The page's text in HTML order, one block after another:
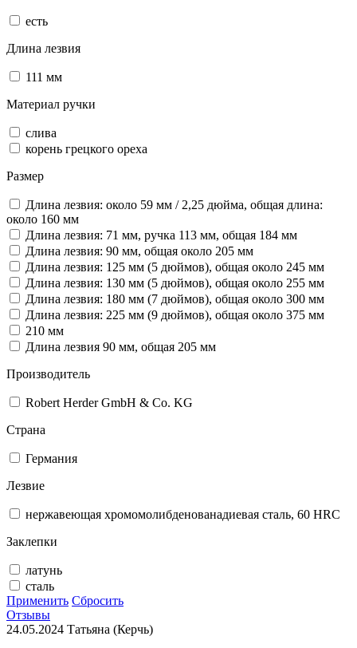
есть
Длина лезвия
111 мм
Материал ручки
слива
корень грецкого ореха
Размер
Длина лезвия: около 59 мм / 2,25 дюйма, общая длина:
около 160 мм
Длина лезвия: 71 мм, ручка 113 мм, общая 184 мм
Длина лезвия: 90 мм, общая около 205 мм
Длина лезвия: 125 мм (5 дюймов), общая около 245 мм
Длина лезвия: 130 мм (5 дюймов), общая около 255 мм
Длина лезвия: 180 мм (7 дюймов), общая около 300 мм
Длина лезвия: 225 мм (9 дюймов), общая около 375 мм
210 мм
Длина лезвия 90 мм, общая 205 мм
Производитель
Robert Herder GmbH & Co. KG
Страна
Германия
Лезвие
нержавеющая хромомолибденованадиевая сталь, 60 HRC
Заклепки
латунь
сталь
Применить Сбросить
Отзывы
24.05.2024 Татьяна (Керчь)